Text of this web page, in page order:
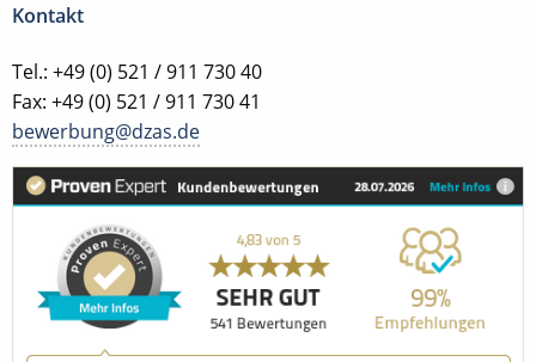
Kontakt
Tel.: +49 (0) 521 / 911 730 40
Fax: +49 (0) 521 / 911 730 41
bewerbung@dzas.de